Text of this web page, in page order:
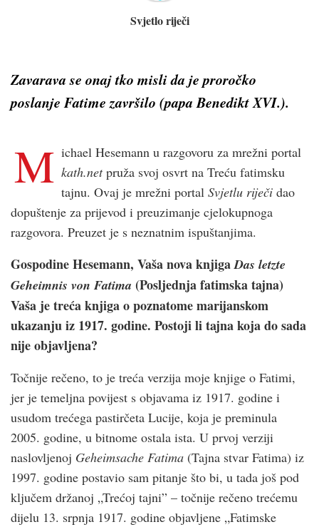
Svjetlo riječi
Zavarava se onaj tko misli da je proročko
poslanje Fatime završilo (papa Benedikt XVI.).
M ichael Hesemann u razgovoru za mrežni portal
kath.netpruža svoj osvrt na Treću fatimsku
tajnu. Ovaj je mrežni portalSvjetlu riječi dao
dopuštenje za prijevod i preuzimanje cjelokupnoga
razgovora. Preuzet je s neznatnim ispuštanjima.
Gospodine Hesemann, Vaša nova knjigaDas letzte
Geheimnis von Fatima (Posljednja fatimska tajna)
Vaša je treća knjiga o poznatome marijanskom
ukazanju iz 1917. godine. Postoji li tajna koja do sada
nije objavljena?
Točnije rečeno, to je treća verzija moje knjige o Fatimi,
jer je temeljna povijest s objavama iz 1917. godine i
usudom trećega pastirčeta Lucije, koja je preminula
2005. godine, u bitnome ostala ista. U prvoj verziji
naslovljenoj Geheimsache Fatima (Tajna stvar Fatima) iz
1997. godine postavio sam pitanje što bi, u tada još pod
ključem držanoj „Trećoj tajni” – točnije rečeno trećemu
dijelu 13. srpnja 1917. godine objavljene „Fatimske